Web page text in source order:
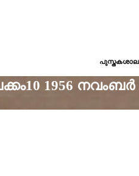
പുസ്തകശാല
1956 നവംബർ